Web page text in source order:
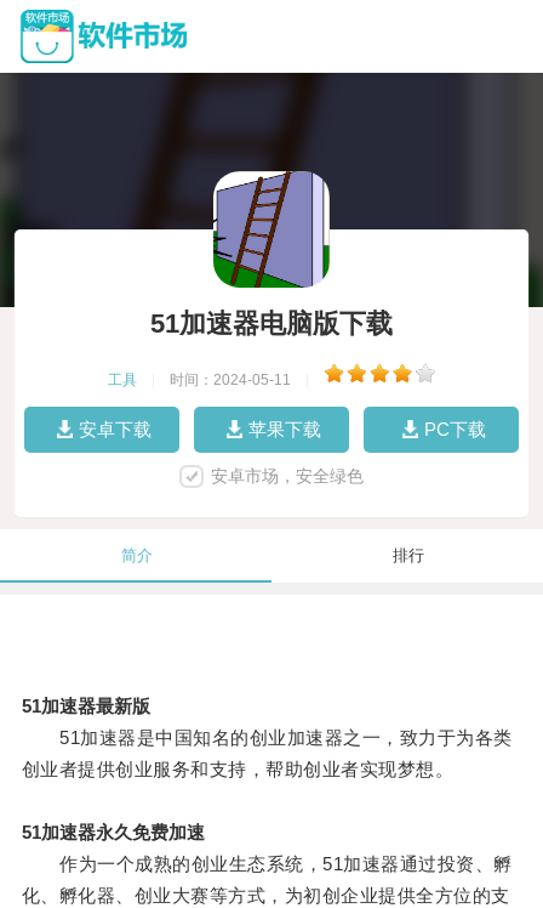
51加速器电脑版下载
工具 时间：2024-05-11
安卓下载 苹果下载 PC下载
安卓市场，安全绿色
简介 排行
51加速器最新版
51加速器是中国知名的创业加速器之一，致力于为各类
创业者提供创业服务和支持，帮助创业者实现梦想。
51加速器永久免费加速
作为一个成熟的创业生态系统，51加速器通过投资、孵
化、孵化器、创业大赛等方式，为初创企业提供全方位的支